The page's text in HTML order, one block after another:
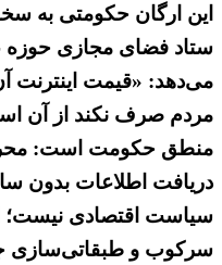
این ارگان حکومتی به
ستاد فضای مجازی حوزه
می‌دهد: «قیمت اینترنت
مردم صرف نکند از آن
منطق حکومت است:
دریافت اطلاعات بدون
سیاست اقتصادی نیست؛
سرکوب و طبقاتی‌سازی